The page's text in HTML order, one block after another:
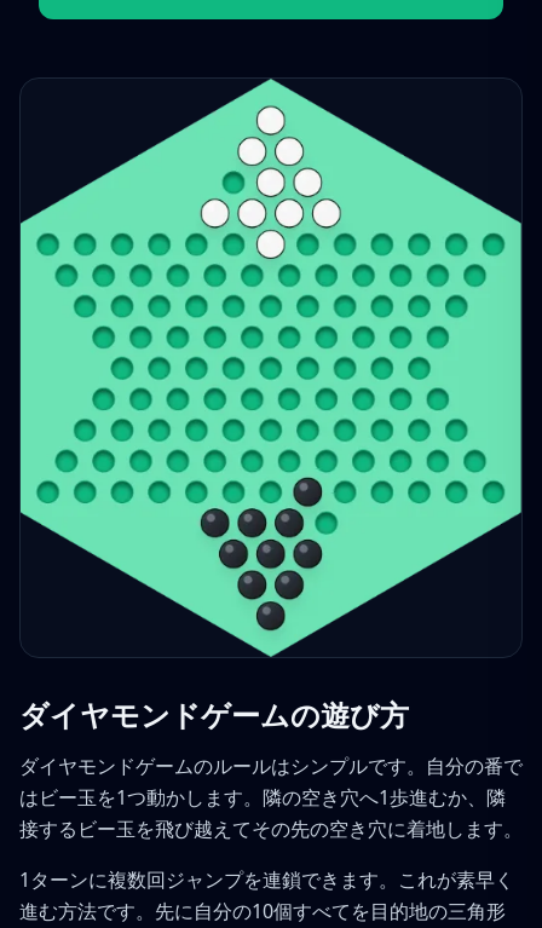
ダイヤモンドゲームの遊び方
ダイヤモンドゲームのルールはシンプルです。自分の番で
はビー玉を1つ動かします。隣の空き穴へ1歩進むか、隣
接するビー玉を飛び越えてその先の空き穴に着地します。
1ターンに複数回ジャンプを連鎖できます。これが素早く
進む方法です。先に自分の10個すべてを目的地の三角形